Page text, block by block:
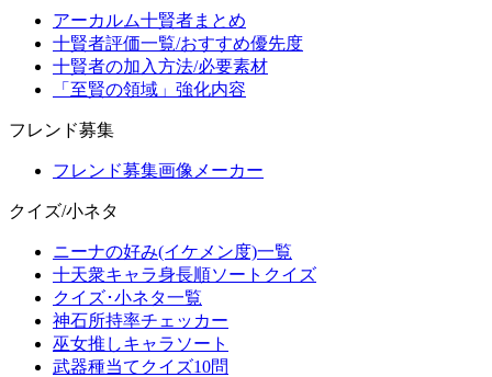
アーカルム十賢者まとめ
十賢者評価一覧/おすすめ優先度
十賢者の加入方法/必要素材
「至賢の領域」強化内容
フレンド募集
フレンド募集画像メーカー
クイズ/小ネタ
ニーナの好み(イケメン度)一覧
十天衆キャラ身長順ソートクイズ
クイズ･小ネタ一覧
神石所持率チェッカー
巫女推しキャラソート
武器種当てクイズ10問